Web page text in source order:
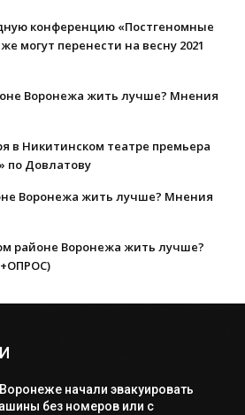
конференцию «Постгеномные
могут перенести на весну 2021
Воронежа жить лучше? Мнения
в Никитинском театре премьера
по Довлатову
Воронежа жить лучше? Мнения
районе Воронежа жить лучше?
начали эвакуировать
без номеров или с